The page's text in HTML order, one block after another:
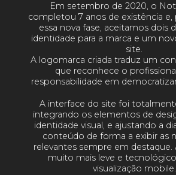
Em setembro de 2020, o
completou 7 anos de existência
essa nova fase, aceitamos dois
identidade para a marca e um
site.
A logomarca criada traduz um
que reconhece o
responsabilidade em
A interface do site foi
integrando os elementos de
identidade visual, e ajustando a
conteúdo de forma a exibir as
relevantes sempre em destaque.
muito mais leve e
visualização mobile.